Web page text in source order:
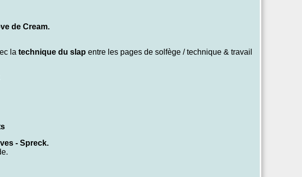
de Cream.
la technique du slap entre les pages de solfège / technique & travail
- Spreck.